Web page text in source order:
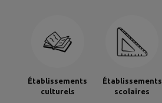
Établissements
culturels
Établissements
scolaires